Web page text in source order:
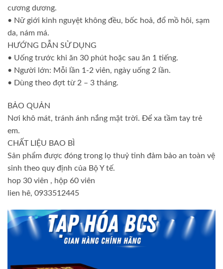
cương dương.
• Nữ giới kinh nguyệt không đều, bốc hoả, đổ mồ hôi, sạm
da, nám má.
HƯỚNG DẪN SỬ DỤNG
• Uống trước khi ăn 30 phút hoặc sau ăn 1 tiếng.
• Người lớn: Mỗi lần 1-2 viên, ngày uống 2 lần.
• Dùng theo đợt từ 2 – 3 tháng.
BẢO QUẢN
Nơi khô mát, tránh ánh nắng mặt trời. Để xa tầm tay trẻ
em.
CHẤT LIỆU BAO BÌ
Sản phẩm được đóng trong lọ thuỷ tinh đảm bảo an toàn vệ
sinh theo quy định của Bộ Y tế.
hop 30 viên , hộp 60 viên
lien hê, 0933512445